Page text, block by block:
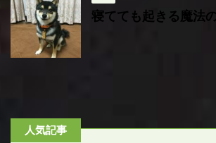
寝てても起きる魔法
人気記事